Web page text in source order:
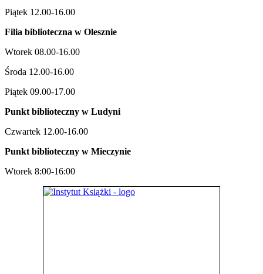
Piątek 12.00-16.00
Filia biblioteczna w Olesznie
Wtorek 08.00-16.00
Środa 12.00-16.00
Piątek 09.00-17.00
Punkt biblioteczny w Ludyni
Czwartek 12.00-16.00
Punkt biblioteczny w Mieczynie
Wtorek 8:00-16:00